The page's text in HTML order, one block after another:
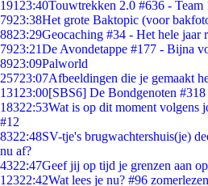
191 23:40Touwtrekken 2.0 #636 -
7923:38Het grote Baktopic (voor
8823:29Geocaching #34 - Het hele jaar
7923:21De Avondetappe #177 - Bijna
8923:09Palworld
25723:07Afbeeldingen die je gemaakt
131 23:00[SBS6] De Bondgenoten
18322:53Wat is op dit moment volgens
#12
8322:48SV-tje's brugwachtershuis(je)
nu af?
4322:47Geef jij op tijd je grenzen aan
12322:42Wat lees je nu? #96 zomerlezen